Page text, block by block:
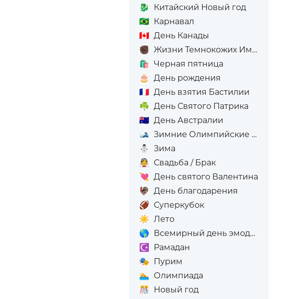
🐉
Китайский Новый год
🇧🇷 Карнавал
🇨🇦 День Канады
✊🏿 Жизни Темнокожих Имеют Значение
🛍️
Черная пятница
🎂
День рождения
🇫🇷 День взятия Бастилии
☘️ День Святого Патрика
🇦🇺 День Австралии
🎿 Зимние Олимпийские игры
⛄
Зима
👰 Свадьба / Брак
💘 День святого Валентина
🦃 День благодарения
🏈 Суперкубок
☀️ Лето
🌎 Всемирный день эмодзи
☪️
Рамадан
🎭 Пурим
🏊 Олимпиада
🎊
Новый год